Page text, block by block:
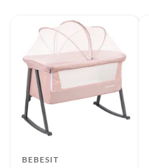
BEBESIT